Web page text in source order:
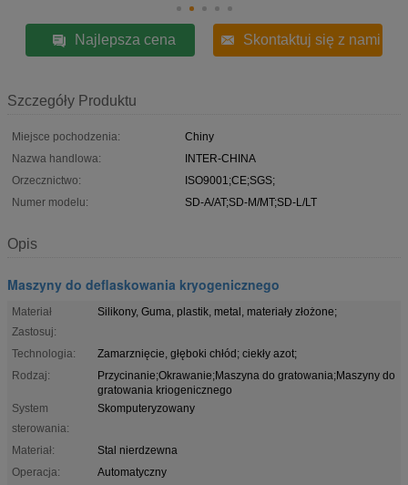
Najlepsza cena Skontaktuj się z nami
Szczegóły Produktu
Miejsce pochodzenia:
Chiny
Nazwa handlowa:
INTER-CHINA
Orzecznictwo:
ISO9001;CE;SGS;
Numer modelu:
SD-A/AT;SD-M/MT;SD-L/LT
Opis
Maszyny do deflaskowania kryogenicznego
Materiał
Zastosuj:
Silikony, Guma, plastik, metal, materiały złożone;
Technologia:
Zamarznięcie, głęboki chłód; ciekły azot;
Rodzaj:
Przycinanie;Okrawanie;Maszyna do gratowania;Maszyny do
gratowania kriogenicznego
System
sterowania:
Skomputeryzowany
Materiał:
Stal nierdzewna
Operacja:
Automatyczny